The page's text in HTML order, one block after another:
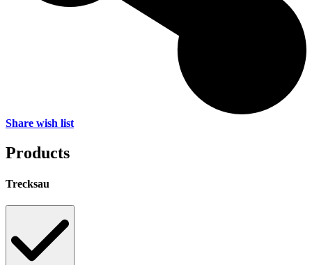
Share wish list
Products
Trecksau